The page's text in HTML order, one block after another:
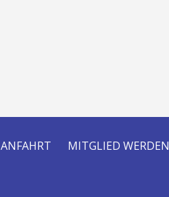
ANFAHRT MITGLIED WERDEN